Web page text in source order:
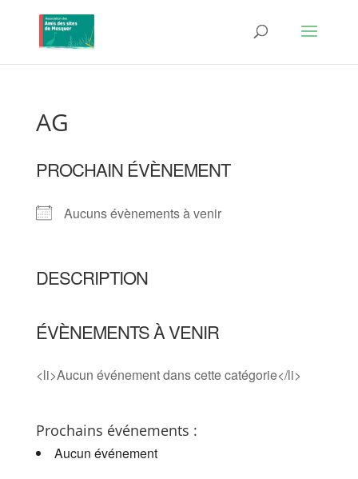
AG
PROCHAIN ÉVÈNEMENT
Aucuns évènements à venir
DESCRIPTION
ÉVÈNEMENTS À VENIR
<li>Aucun événement dans cette catégorie</li>
Prochains événements :
Aucun événement